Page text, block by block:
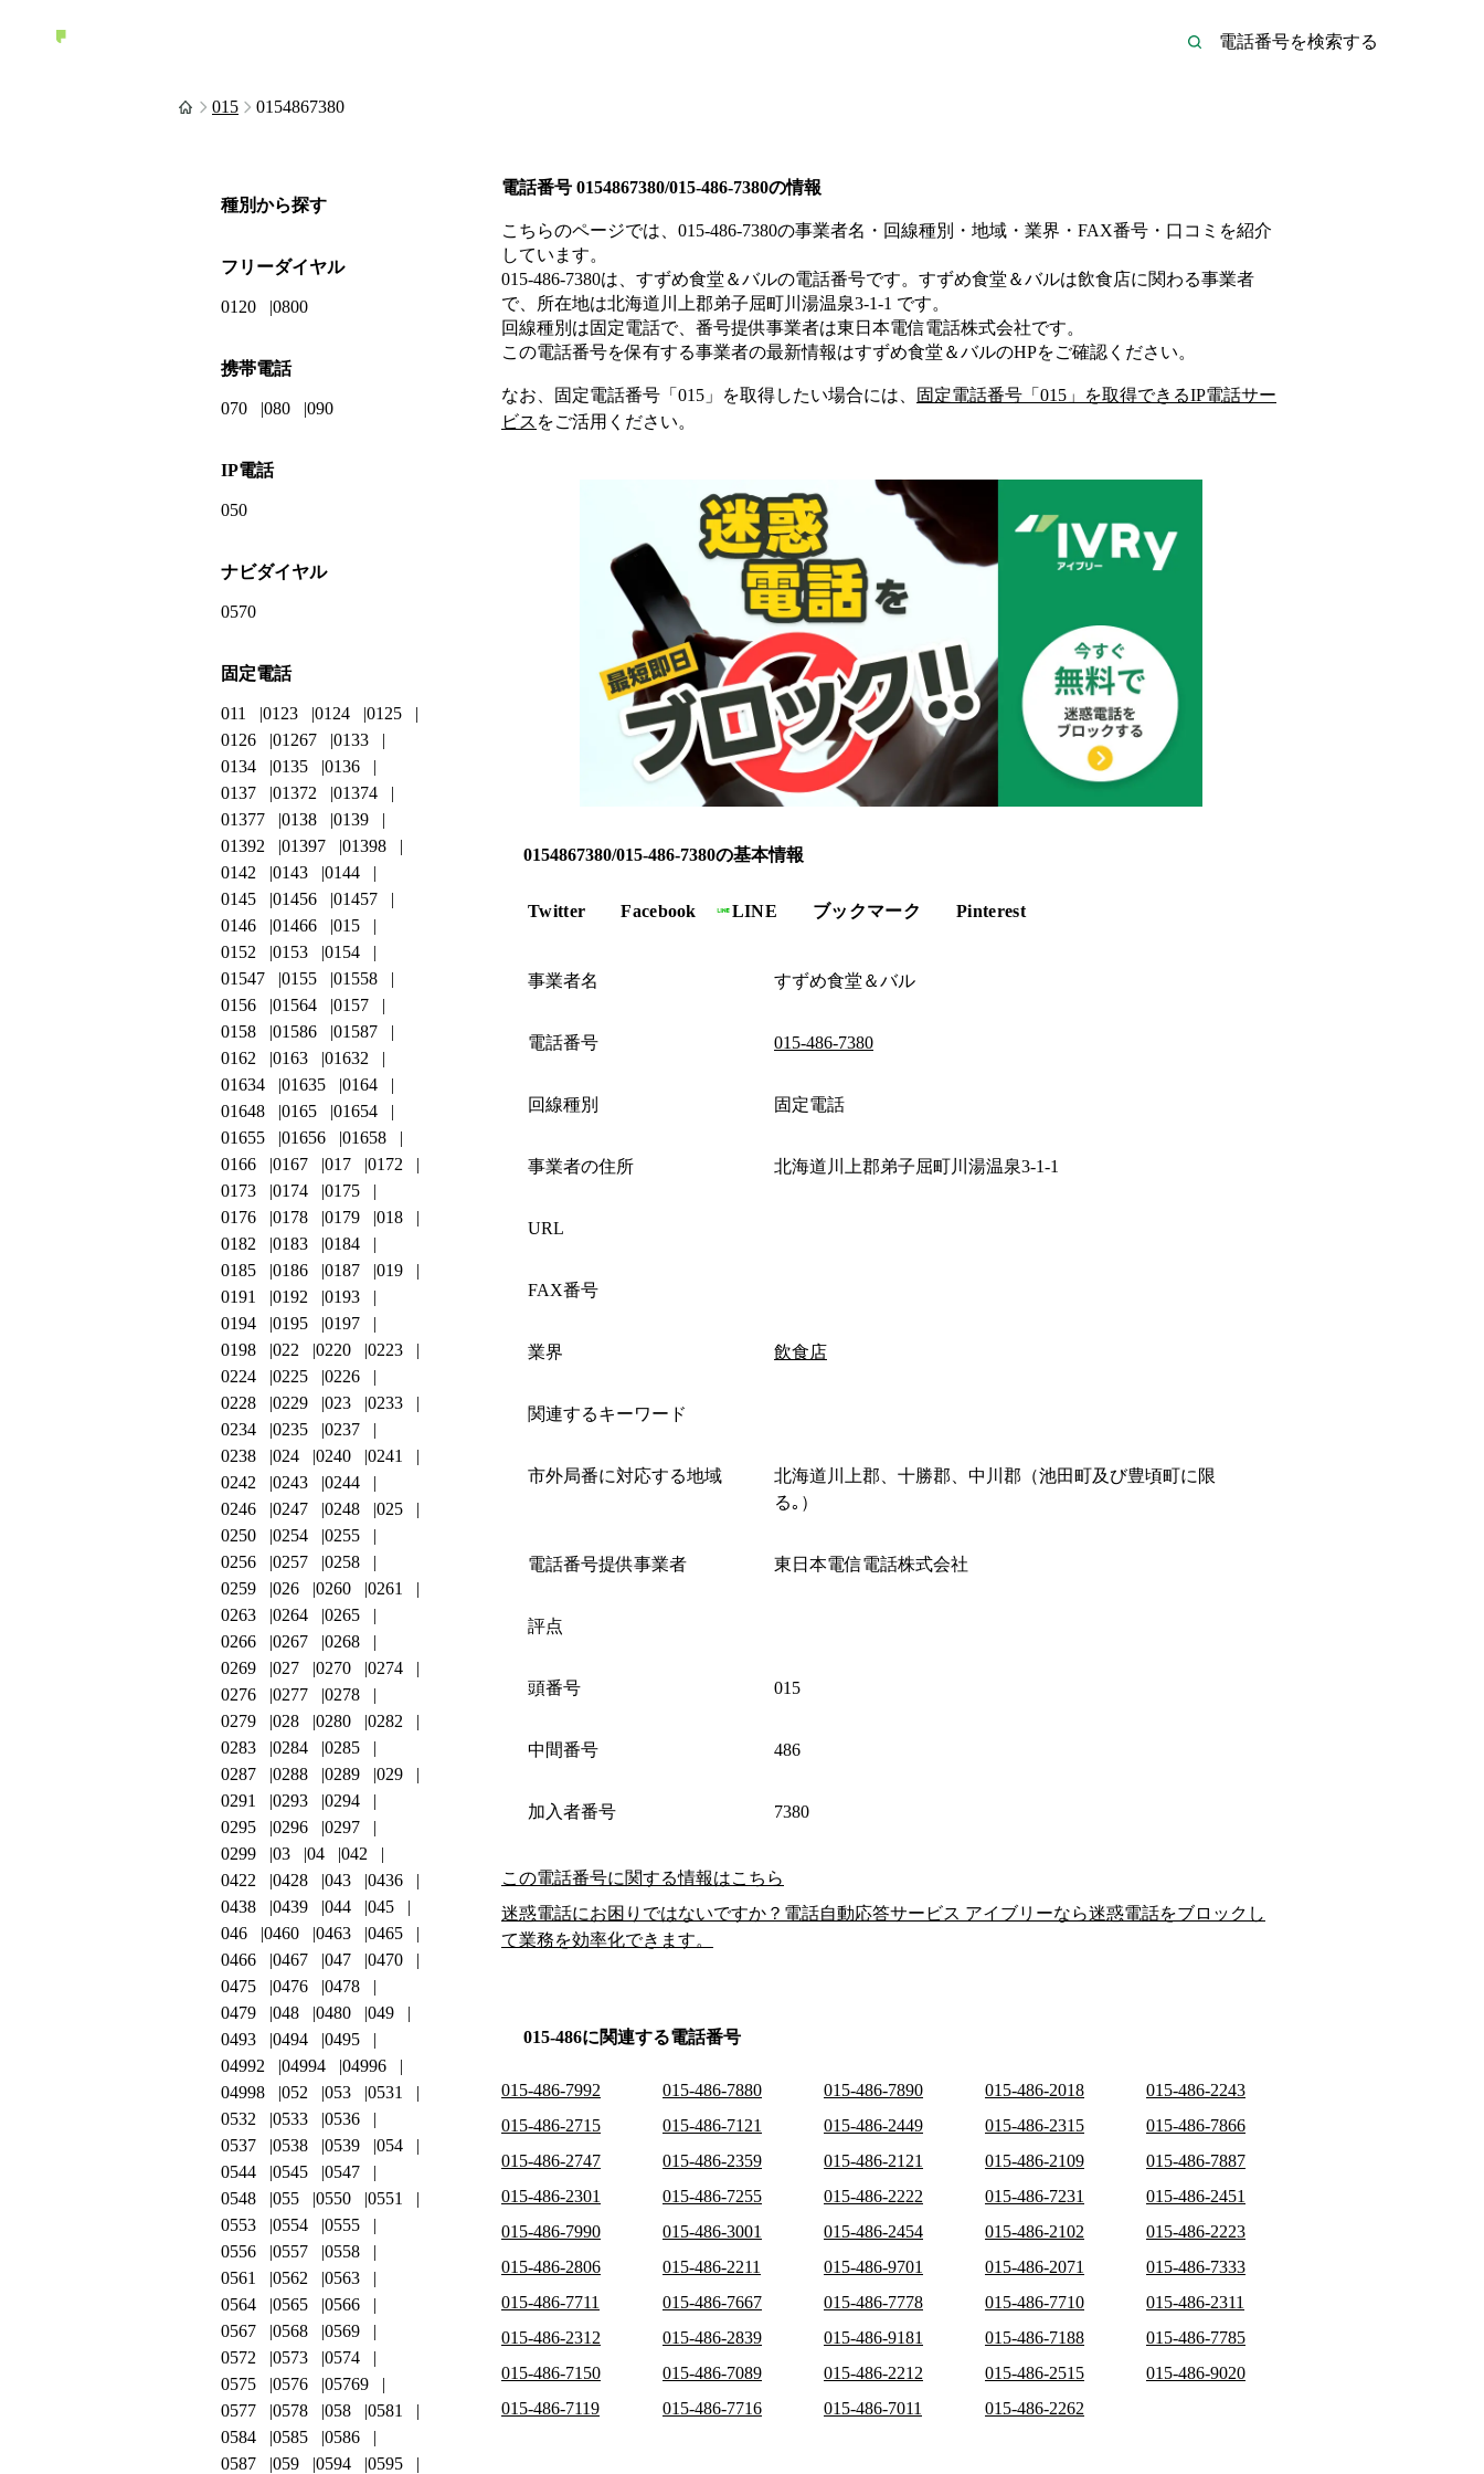
015 0154867380
電話番号 0154867380/015-486-7380の情報
こちらのページでは、 015-486-7380の事業者名・回線種別・地域・業界・FAX番号・口コミを紹介
しています。
015-486-7380は、 すずめ食堂＆バルの電話番号です。 すずめ食堂＆バルは飲食店に関わる事業者
で、所在地は北海道川上郡弟子屈町川湯温泉3-1-1 です。
回線種別は固定電話で、番号提供事業者は東日本電信電話株式会社です。
この電話番号を保有する事業者の最新情報はすずめ食堂＆バルのHPをご確認ください。
なお、固定電話番号「 015 」を取得したい場合には、 固定電話番号「 015 」を取得できるIP電話サー
ビス をご活用ください。
0154867380/015-486-7380の基本情報
Twitter Facebook LINE ブックマーク Pinterest
事業者名 すずめ食堂＆バル
電話番号 015-486-7380
回線種別 固定電話
事業者の住所 北海道川上郡弟子屈町川湯温泉3-1-1
URL
FAX番号
業界 飲食店
関連するキーワード
市外局番に対応する地域
北海道川上郡、十勝郡、中川郡（池田町及び豊頃町に限
る｡）
電話番号提供事業者 東日本電信電話株式会社
評点
頭番号 015
中間番号 486
加入者番号 7380
この電話番号に関する情報はこちら
迷惑電話にお困りではないですか？電話自動応答サービス アイブリーなら迷惑電話をブロックし
て業務を効率化できます。
015-486に関連する電話番号
015-486-7992 015-486-7880 015-486-7890 015-486-2018
015-486-2243
015-486-2715
015-486-7121 015-486-2449 015-486-2315
015-486-7866
015-486-2747
015-486-2359 015-486-2121 015-486-2109
015-486-7887
015-486-2301
015-486-7255 015-486-2222 015-486-7231
015-486-2451
015-486-7990
015-486-3001 015-486-2454 015-486-2102
015-486-2223
015-486-2806
015-486-2211 015-486-9701 015-486-2071
015-486-7333
015-486-7711
015-486-7667 015-486-7778 015-486-7710
015-486-2311
015-486-2312
015-486-2839 015-486-9181 015-486-7188
015-486-7785
015-486-7150
015-486-7089 015-486-2212 015-486-2515
015-486-9020
015-486-7119
015-486-7716 015-486-7011 015-486-2262
種別から探す
フリーダイヤル
0120 0800
携帯電話
070 080 090
IP電話
050
ナビダイヤル
0570
固定電話
011 0123 0124
0125
0126
01267
0133
0134
0135
0136
0137
01372
01374
01377
0138
0139
01392
01397
01398
0142
0143
0144
0145
01456
01457
0146
01466
015
0152
0153
0154
01547
0155
01558
0156
01564
0157
0158
01586
01587
0162
0163
01632
01634
01635
0164
01648
0165
01654
01655
01656
01658
0166
0167 017
0172
0173
0174
0175
0176
0178 0179
018
0182
0183
0184
0185
0186 0187
019
0191
0192
0193
0194
0195
0197
0198
022 0220
0223
0224
0225
0226
0228
0229 023
0233
0234
0235
0237
0238
024 0240
0241
0242
0243
0244
0246
0247 0248
025
0250
0254
0255
0256
0257
0258
0259
026 0260
0261
0263
0264
0265
0266
0267
0268
0269
027 0270
0274
0276
0277
0278
0279
028 0280
0282
0283
0284
0285
0287
0288 0289
029
0291
0293
0294
0295
0296
0297
0299
03 04
042
0422
0428 043
0436
0438
0439 044
045
046
0460 0463
0465
0466
0467 047
0470
0475
0476
0478
0479
048 0480
049
0493
0494
0495
04992
04994
04996
04998
052 053
0531
0532
0533
0536
0537
0538 0539
054
0544
0545
0547
0548
055 0550
0551
0553
0554
0555
0556
0557
0558
0561
0562
0563
0564
0565
0566
0567
0568
0569
0572
0573
0574
0575
0576
05769
0577
0578 058
0581
0584
0585
0586
0587
059 0594
0595